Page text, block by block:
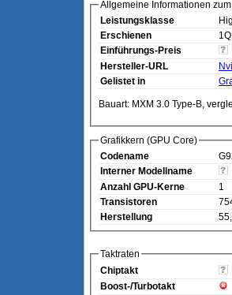
Allgemeine Informationen
Leistungsklasse
Erschienen
Einführungs-Preis
Hersteller-URL
Gelistet in
Bauart: MXM 3.0 Type-B,
Grafikkern (GPU Core)
Codename
Interner Modellname
Anzahl GPU-Kerne
1
Transistoren
Herstellung
Taktraten
Chiptakt
Boost-/Turbotakt